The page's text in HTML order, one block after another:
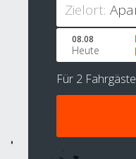
Zielort:
08.08
Heute
Für 2 Fahrgäste